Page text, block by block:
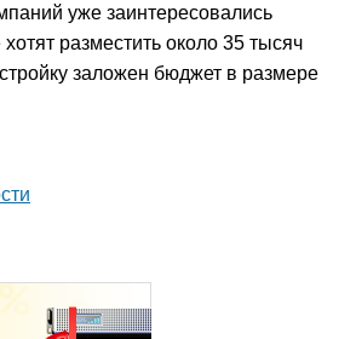
уже заинтересовались
разместить около 35 тысяч
заложен бюджет в размере